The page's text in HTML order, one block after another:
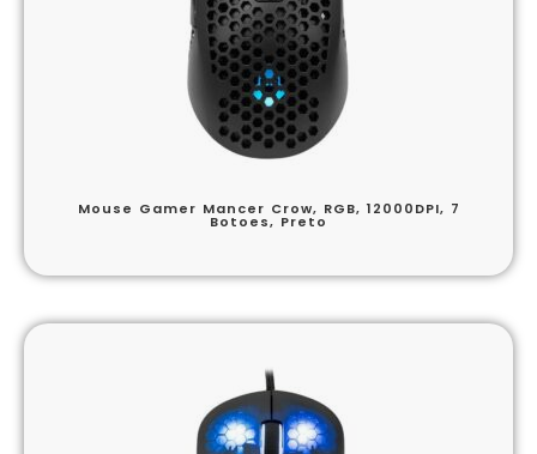
Mouse Gamer Mancer Crow, RGB, 12000DPI, 7
Botoes, Preto